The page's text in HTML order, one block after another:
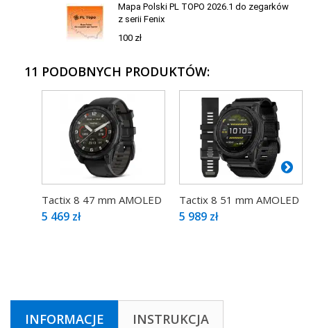
Mapa Polski PL TOPO 2026.1 do zegarków
z serii Fenix
100 zł
11 PODOBNYCH PRODUKTÓW:
Tactix 8 47 mm AMOLED
5 469 zł
Tactix 8 51 mm AMOLED
5 989 zł
INFORMACJE INSTRUKCJA